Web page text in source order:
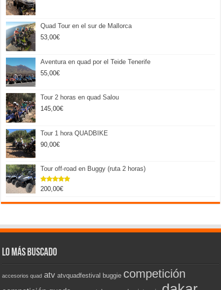
Quad Tour en el sur de Mallorca
53,00€
Aventura en quad por el Teide Tenerife
55,00€
Tour 2 horas en quad Salou
145,00€
Tour 1 hora QUADBIKE
90,00€
Tour off-road en Buggy (ruta 2 horas)
Valorado
de 5
200,00€
Lo más buscado
accesorios quad atv atvquadfestival buggie competición